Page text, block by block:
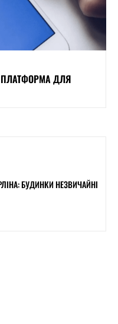
ПЛАТФОРМА ДЛЯ
БУДИНКИ НЕЗВИЧАЙНІ